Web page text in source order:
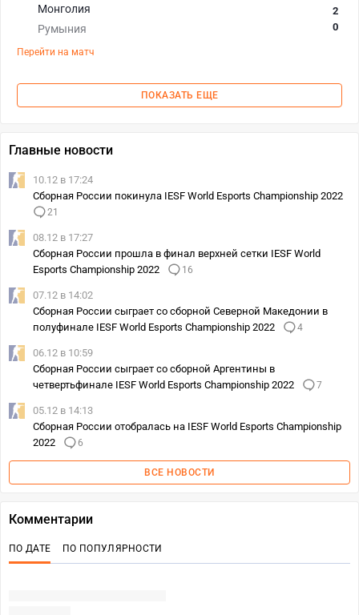
Монголия
Румыния
2
0
Перейти на матч
ПОКАЗАТЬ ЕЩЕ
Главные новости
10.12 в 17:24
Сборная России покинула IESF World Esports Championship 2022
21
08.12 в 17:27
Сборная России прошла в финал верхней сетки IESF World
Esports Championship 2022
16
07.12 в 14:02
Сборная России сыграет со сборной Северной Македонии в
полуфинале IESF World Esports Championship 2022
4
06.12 в 10:59
Сборная России сыграет со сборной Аргентины в
четвертьфинале IESF World Esports Championship 2022
7
05.12 в 14:13
Сборная России отобралась на IESF World Esports Championship
2022
6
ВСЕ НОВОСТИ
Комментарии
ПО ДАТЕ ПО ПОПУЛЯРНОСТИ